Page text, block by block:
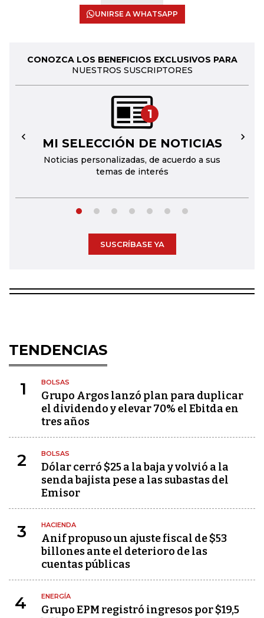
UNIRSE A WHATSAPP
CONOZCA LOS BENEFICIOS EXCLUSIVOS PARA
NUESTROS SUSCRIPTORES
1
MI SELECCIÓN DE NOTICIAS
Noticias personalizadas, de acuerdo a sus
temas de interés
← →
SUSCRÍBASE YA
TENDENCIAS
1 BOLSAS
Grupo Argos lanzó plan para duplicar
el dividendo y elevar 70% el Ebitda en
tres años
2 BOLSAS
Dólar cerró $25 a la baja y volvió a la
senda bajista pese a las subastas del
Emisor
3 HACIENDA
Anif propuso un ajuste fiscal de $53
billones ante el deterioro de las
cuentas públicas
4 ENERGÍA
Grupo EPM registró ingresos por $19,5